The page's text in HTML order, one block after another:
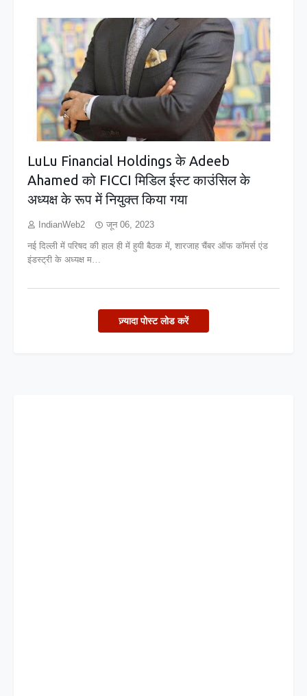
LuLu Financial Holdings के Adeeb
Ahamed को FICCI मिडिल ईस्ट काउंसिल के
अध्यक्ष के रूप में नियुक्त किया गया
IndianWeb2 जून 06, 2023
नई दिल्ली में परिषद की हाल ही में हुयी बैठक में, शारजाह चैंबर ऑफ कॉमर्स एंड
इंडस्ट्री के अध्यक्ष म…
ज़्यादा पोस्ट लोड करें